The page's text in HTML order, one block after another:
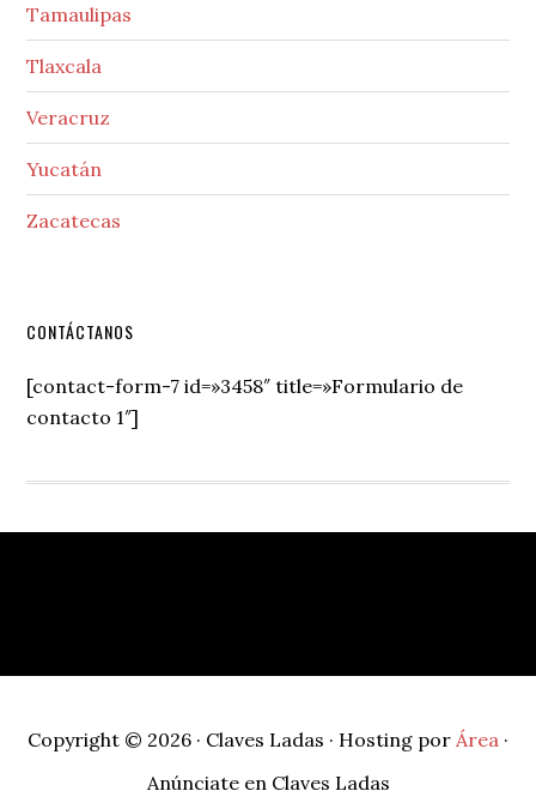
Tamaulipas
Tlaxcala
Veracruz
Yucatán
Zacatecas
Secondary
Sidebar
CONTÁCTANOS
[contact-form-7 id=»3458″ title=»Formulario de
contacto 1″]
Copyright © 2026 · Claves Ladas · Hosting por Área ·
Anúnciate en Claves Ladas